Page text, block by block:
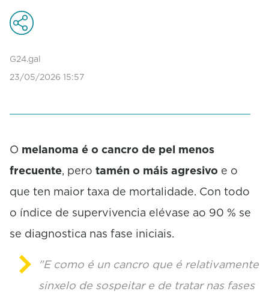
c
o
d
o
s
o
d
G24.gal
23/05/2026 15:57
O melanoma é o cancro de pel menos
frecuente, pero tamén o máis agresivo e o
que ten maior taxa de mortalidade. Con todo
o índice de supervivencia elévase ao 90 % se
se diagnostica nas fase iniciais.
"E como é un cancro que é relativamente
sinxelo de sospeitar e de tratar nas fases